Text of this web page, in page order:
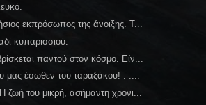
εκπρόσωπος της άνοιξης. Τ...
κυπαρισσιού.
παντού στον κόσμο. Είν...
μας έσωθεν του ταραξάκου! . ....
ζωή του μικρή, ασήμαντη χρονι...